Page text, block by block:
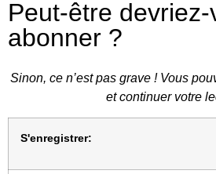
J’ai eu l’occasion de recueillir
témoignages de ces familles.
abandonnent ouvertement, ne
d’optimiste pour l’avenir des
laïcs qui n’osent plus ouvrir la
Peut-être
abonner ?
Sinon, ce n’est pas grave ! Vous
et continuer votre
S'enregistrer: